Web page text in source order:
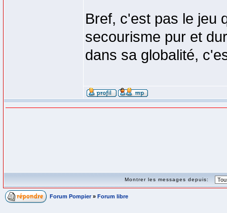
Bref, c'est pas le jeu
secourisme pur et
dans sa globalité,
Montrer les messages depuis:
Forum Pompier » Forum libre